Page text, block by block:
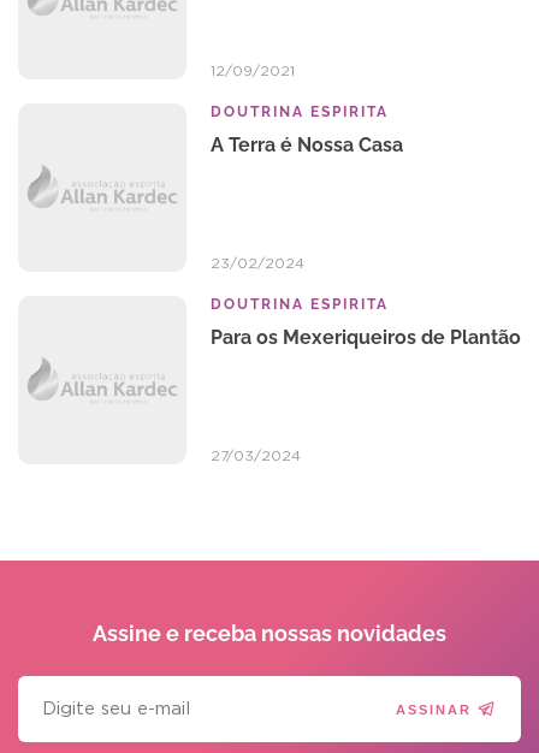
12/09/2021
DOUTRINA ESPIRITA
A Terra é Nossa Casa
23/02/2024
DOUTRINA ESPIRITA
Para os Mexeriqueiros de Plantão
27/03/2024
Assine e receba nossas novidades
ASSINAR